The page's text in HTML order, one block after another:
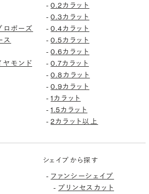
ロポーズ
ス
ヤモンド
-0.2カラット
-0.3カラット
-0.4カラット
-0.5カラット
-0.6カラット
-0.7カラット
-0.8カラット
-0.9カラット
-1カラット
-1.5カラット
-2カラット以上
シェイプから探す
- ファンシーシェイプ
- プリンセスカット